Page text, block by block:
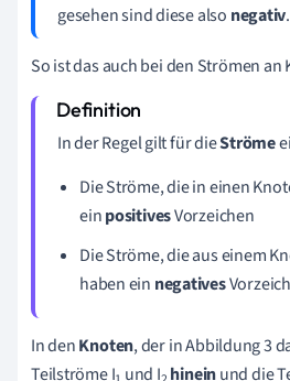
gesehen sind diese also negativ.
So ist das auch bei den Strömen
In der Regel gilt für dieStröme
Die Ströme, die in einen
einpositivesVorzeichen
Die Ströme, die aus einem
haben ein negatives
In denKnoten, der in Abbildung 3
Teilströme I und I hineinund die